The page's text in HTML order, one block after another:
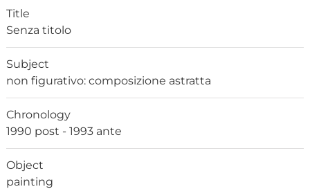
Title
Senza titolo
Subject
non figurativo: composizione astratta
Chronology
1990 post - 1993 ante
Object
painting